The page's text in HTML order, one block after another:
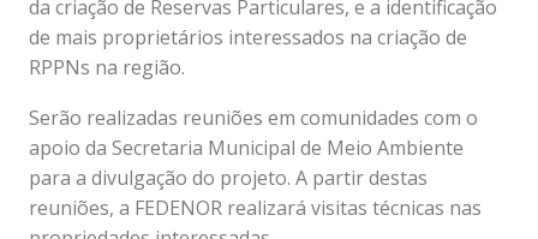
da criação de Reservas Particulares, e a identificação
de mais proprietários interessados na criação de
RPPNs na região.
Serão realizadas reuniões em comunidades com o
apoio da Secretaria Municipal de Meio Ambiente
para a divulgação do projeto. A partir destas
reuniões, a FEDENOR realizará visitas técnicas nas